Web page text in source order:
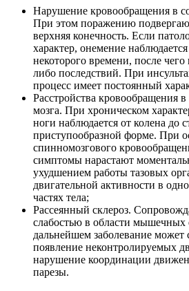
Нарушение кровообращения в
При этом поражению
верхняя конечность. Если
характер, онемение
некоторого времени, после чего
либо последствий. При
процесс имеет постоянный
Расстройства кровообращения
мозга. При хроническом
ноги наблюдается от колена до
приступообразной форме. При
спинномозгового
симптомы нарастают
ухудшением работы тазовых
двигательной активности в
частях тела;
Рассеянный склероз.
слабостью в области мышечных
дальнейшем заболевание может
появление неконтролируемых
нарушение координации
парезы.